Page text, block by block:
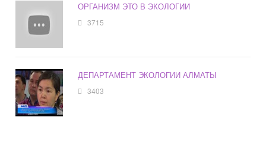
ОРГАНИЗМ ЭТО В ЭКОЛОГИИ
3715
ДЕПАРТАМЕНТ ЭКОЛОГИИ АЛМАТЫ
3403